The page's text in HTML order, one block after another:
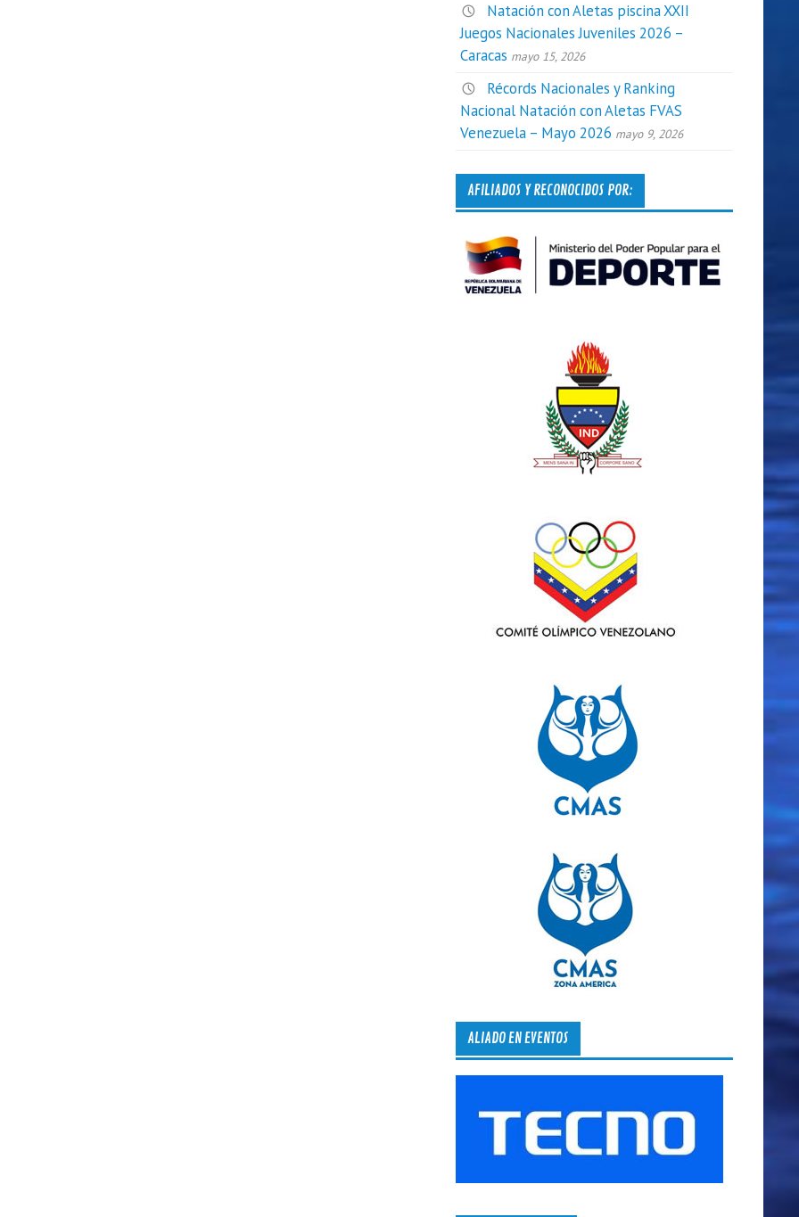
Natación con Aletas piscina XXII
Juegos Nacionales Juveniles 2026 –
Caracas mayo 15, 2026
Récords Nacionales y Ranking
Nacional Natación con Aletas FVAS
Venezuela – Mayo 2026 mayo 9, 2026
AFILIADOS Y RECONOCIDOS POR:
ALIADO EN EVENTOS